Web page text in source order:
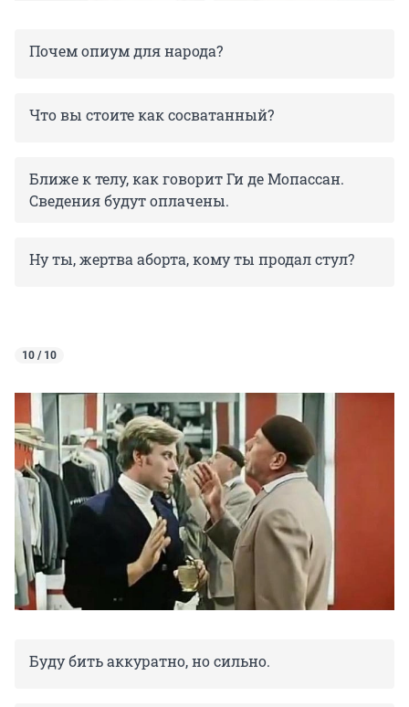
Почем опиум для народа?
Что вы стоите как сосватанный?
Ближе к телу, как говорит Ги де Мопассан.
Сведения будут оплачены.
Ну ты, жертва аборта, кому ты продал стул?
10 / 10
Буду бить аккуратно, но сильно.